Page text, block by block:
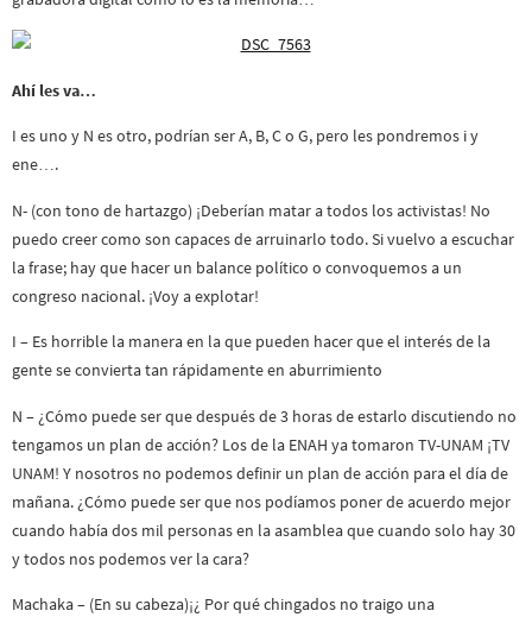
Ahí les va…
I es uno y N es otro, podrían ser A, B, C o G, pero les pondremos i y
ene….
N- (con tono de hartazgo) ¡Deberían matar a todos los activistas! No
puedo creer como son capaces de arruinarlo todo. Si vuelvo a escuchar
la frase; hay que hacer un balance político o convoquemos a un
congreso nacional. ¡Voy a explotar!
I – Es horrible la manera en la que pueden hacer que el interés de la
gente se convierta tan rápidamente en aburrimiento
N – ¿Cómo puede ser que después de 3 horas de estarlo discutiendo no
tengamos un plan de acción? Los de la ENAH ya tomaron TV-UNAM ¡TV
UNAM! Y nosotros no podemos definir un plan de acción para el día de
mañana. ¿Cómo puede ser que nos podíamos poner de acuerdo mejor
cuando había dos mil personas en la asamblea que cuando solo hay 30
y todos nos podemos ver la cara?
Machaka – (En su cabeza)¡¿ Por qué chingados no traigo una